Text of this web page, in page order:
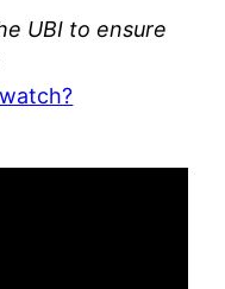
UBI to ensure